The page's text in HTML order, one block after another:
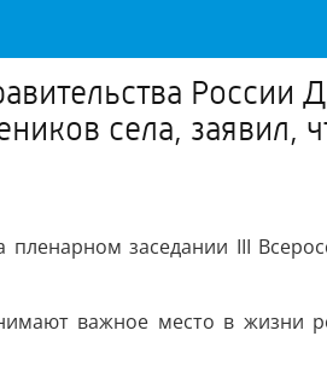
России
села, заявил,
заседании III
важное место в жизни